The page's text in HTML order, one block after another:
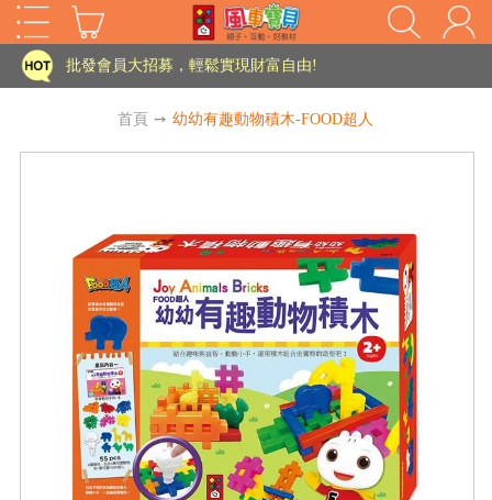
HOT
家長樂了!「風車書版集團暨FOOD超人企業總部」目前正興建中!
批發會員大招募，輕鬆實現財富自由!
老師您好!!幼教會員火熱招募中~
批發會員大招募，輕鬆實現財富自由!
老師您好!!幼教會員火熱招募中~
海外購物免煩惱！點我查看『海外購物流程說明』
首頁 ➙ 幼幼有趣動物積木-FOOD超人